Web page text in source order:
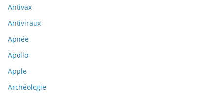
Antivax
Antiviraux
Apnée
Apollo
Apple
Archéologie